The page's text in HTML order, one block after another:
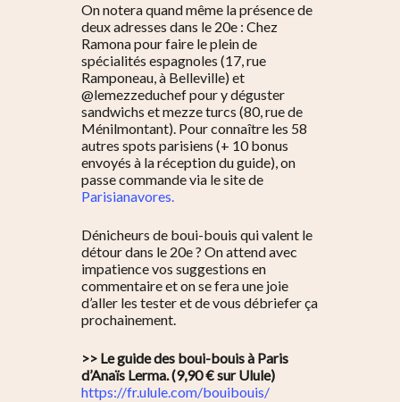
On notera quand même la présence de
deux adresses dans le 20e : Chez
Ramona pour faire le plein de
spécialités espagnoles (17, rue
Ramponeau, à Belleville) et
@lemezzeduchef pour y déguster
sandwichs et mezze turcs (80, rue de
Ménilmontant). Pour connaître les 58
autres spots parisiens (+ 10 bonus
envoyés à la réception du guide), on
passe commande via le site de
Parisianavores.
Dénicheurs de boui-bouis qui valent le
détour dans le 20e ? On attend avec
impatience vos suggestions en
commentaire et on se fera une joie
d’aller les tester et de vous débriefer ça
prochainement.
>> Le guide des boui-bouis à Paris
d’Anaïs Lerma. (9,90 € sur Ulule)
https://fr.ulule.com/bouibouis/